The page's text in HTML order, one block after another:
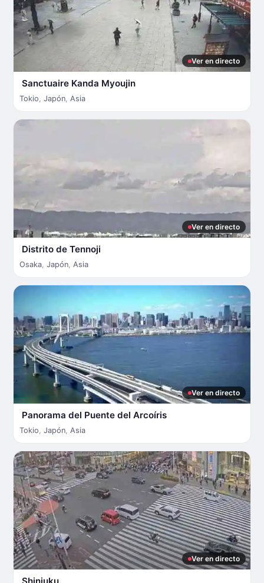
Ver en directo
Sanctuaire Kanda Myoujin
Tokio, Japón, Asia
Ver en directo
Distrito de Tennoji
Osaka, Japón, Asia
Ver en directo
Panorama del Puente del Arcoíris
Tokio, Japón, Asia
Ver en directo